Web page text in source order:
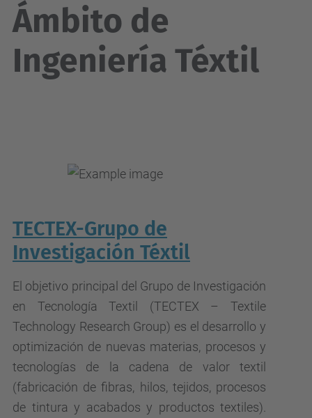
Ámbito de
Ingeniería Téxtil
TECTEX-Grupo de
Investigación Téxtil
El objetivo principal del Grupo de Investigación
en Tecnología Textil (TECTEX – Textile
Technology Research Group) es el desarrollo y
optimización de nuevas materias, procesos y
tecnologías de la cadena de valor textil
(fabricación de fibras, hilos, tejidos, procesos
de tintura y acabados y productos textiles).